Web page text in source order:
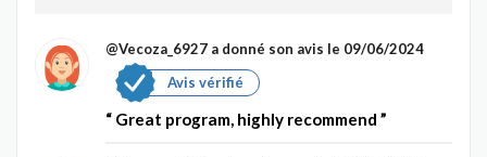
@Vecoza_6927 a donné son avis le 09/06/2024
Avis vérifié
Great program, highly recommend